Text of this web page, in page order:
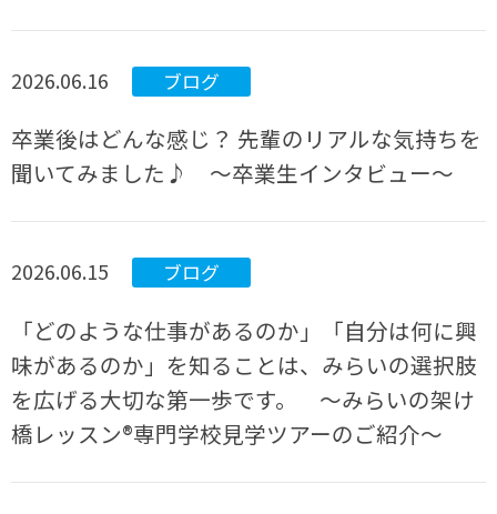
2026.06.16 ブログ
卒業後はどんな感じ？ 先輩のリアルな気持ちを
聞いてみました♪ ～卒業生インタビュー～
2026.06.15 ブログ
「どのような仕事があるのか」「自分は何に興
味があるのか」を知ることは、みらいの選択肢
を広げる大切な第一歩です。 ～みらいの架け
橋レッスン®専門学校見学ツアーのご紹介～